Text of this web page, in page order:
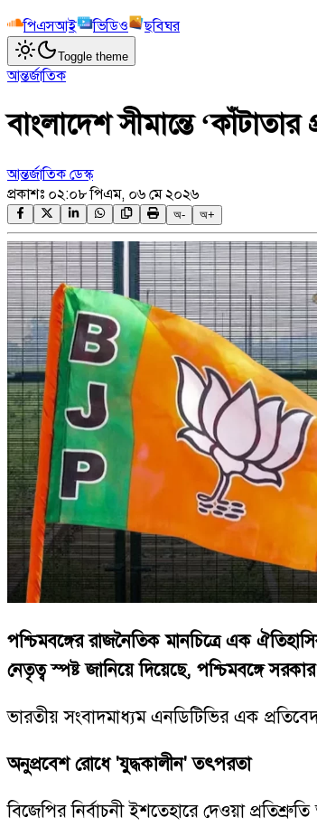
পিএসআই
ভিডিও ছবিঘর
Toggle theme
আন্তর্জাতিক
বাংলাদেশ সীমান্তে
আন্তর্জাতিক ডেস্ক
প্রকাশঃ ০২:০৮ পিএম, ০৬ মে ২০২৬
অ- অ+
পশ্চিমবঙ্গের রাজনৈতিক মানচিত্রে এক
নেতৃত্ব স্পষ্ট জানিয়ে দিয়েছে, পশ্চিমবঙ্গে
ভারতীয় সংবাদমাধ্যম এনডিটিভির এক
অনুপ্রবেশ রোধে 'যুদ্ধকালীন' তৎপরতা
বিজেপির নির্বাচনী ইশতেহারে দেওয়া